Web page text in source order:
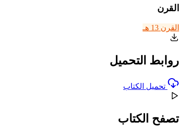
القرن
القرن 13 هـ
روابط التحميل
تحميل الكتاب
تصفح الكتاب